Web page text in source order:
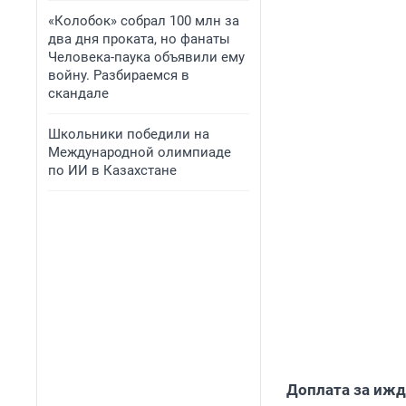
«Колобок» собрал 100 млн за
два дня проката, но фанаты
Человека-паука объявили ему
войну. Разбираемся в
скандале
Школьники победили на
Международной олимпиаде
по ИИ в Казахстане
Доплата за